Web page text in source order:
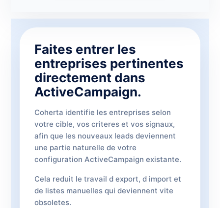
Faites entrer les
entreprises pertinentes
directement dans
ActiveCampaign.
Coherta identifie les entreprises selon
votre cible, vos criteres et vos signaux,
afin que les nouveaux leads deviennent
une partie naturelle de votre
configuration ActiveCampaign existante.
Cela reduit le travail d export, d import et
de listes manuelles qui deviennent vite
obsoletes.